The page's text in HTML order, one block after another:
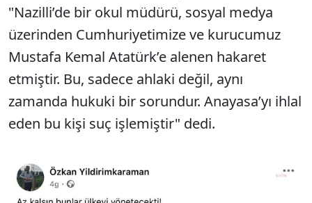
"Nazilli’de bir okul müdürü, sosyal medya
üzerinden Cumhuriyetimize ve kurucumuz
Mustafa Kemal Atatürk’e alenen hakaret
etmiştir. Bu, sadece ahlaki değil, aynı
zamanda hukuki bir sorundur. Anayasa’yı ihlal
eden bu kişi suç işlemiştir" dedi.